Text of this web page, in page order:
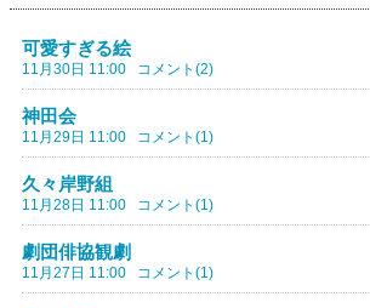
可愛すぎる絵
11月30日 11:00 コメント(2)
神田会
11月29日 11:00 コメント(1)
久々岸野組
11月28日 11:00 コメント(1)
劇団俳協観劇
11月27日 11:00 コメント(1)